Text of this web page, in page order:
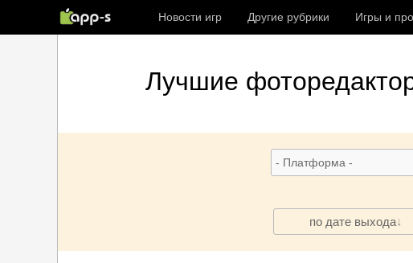
Новости игр Другие рубрики Игры и
Лучшие
по дате выхода